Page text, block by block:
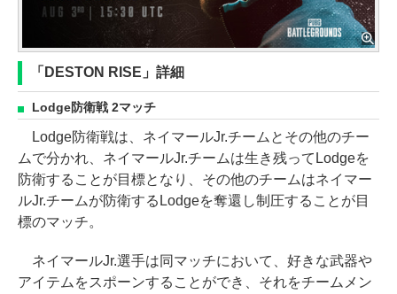
「DESTON RISE」詳細
Lodge防衛戦 2マッチ
Lodge防衛戦は、ネイマールJr.チームとその他のチー
ムで分かれ、ネイマールJr.チームは生き残ってLodgeを
防衛することが目標となり、その他のチームはネイマー
ルJr.チームが防衛するLodgeを奪還し制圧することが目
標のマッチ。
ネイマールJr.選手は同マッチにおいて、好きな武器や
アイテムをスポーンすることができ、それをチームメン